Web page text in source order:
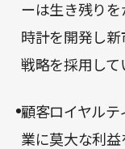
ーは生き残り
時計を開発し
戦略を採用して
顧客ロイヤル
業に莫大な利